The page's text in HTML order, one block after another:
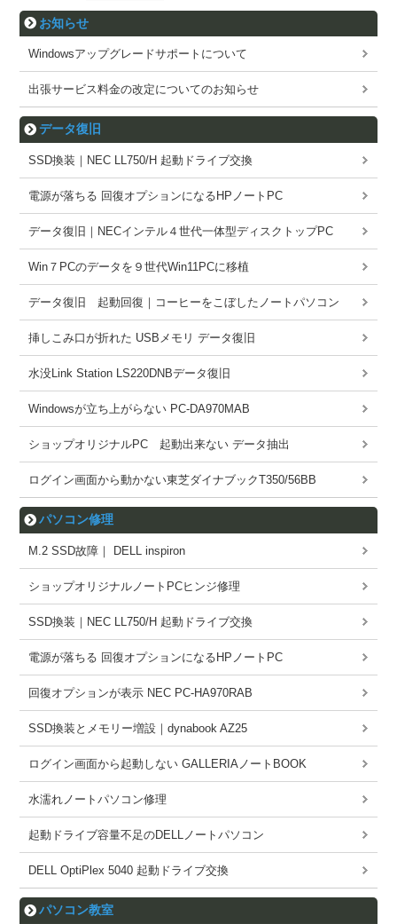
お知らせ
Windowsアップグレードサポートについて
出張サービス料金の改定についてのお知らせ
データ復旧
SSD換装｜NEC LL750/H 起動ドライブ交換
電源が落ちる 回復オプションになるHPノートPC
データ復旧｜NECインテル４世代一体型ディスクトップPC
Win７PCのデータを９世代Win11PCに移植
データ復旧 起動回復｜コーヒーをこぼしたノートパソコン
挿しこみ口が折れた USBメモリ データ復旧
水没Link Station LS220DNBデータ復旧
Windowsが立ち上がらない PC-DA970MAB
ショップオリジナルPC 起動出来ない データ抽出
ログイン画面から動かない東芝ダイナブックT350/56BB
パソコン修理
M.2 SSD故障｜ DELL inspiron
ショップオリジナルノートPCヒンジ修理
SSD換装｜NEC LL750/H 起動ドライブ交換
電源が落ちる 回復オプションになるHPノートPC
回復オプションが表示 NEC PC-HA970RAB
SSD換装とメモリー増設｜dynabook AZ25
ログイン画面から起動しない GALLERIAノートBOOK
水濡れノートパソコン修理
起動ドライブ容量不足のDELLノートパソコン
DELL OptiPlex 5040 起動ドライブ交換
パソコン教室